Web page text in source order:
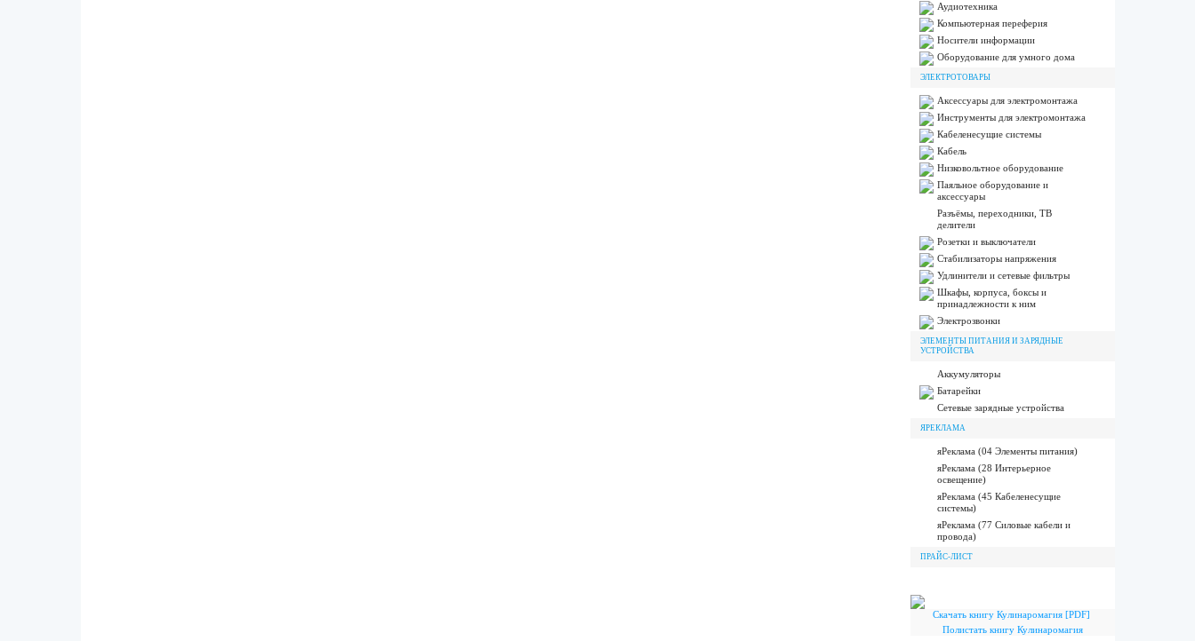
Аудиотехника
Компьютерная переферия
Носители информации
Оборудование для умного дома
ЭЛЕКТРОТОВАРЫ
Аксессуары для электромонтажа
Инструменты для электромонтажа
Кабеленесущие системы
Кабель
Низковольтное оборудование
Паяльное оборудование и
аксессуары
Разъёмы, переходники, ТВ
делители
Розетки и выключатели
Стабилизаторы напряжения
Удлинители и сетевые фильтры
Шкафы, корпуса, боксы и
принадлежности к ним
Электрозвонки
ЭЛЕМЕНТЫ ПИТАНИЯ И ЗАРЯДНЫЕ
УСТРОЙСТВА
Аккумуляторы
Батарейки
Сетевые зарядные устройства
ЯРЕКЛАМА
яРеклама (04 Элементы питания)
яРеклама (28 Интерьерное
освещение)
яРеклама (45 Кабеленесущие
системы)
яРеклама (77 Силовые кабели и
провода)
ПРАЙС-ЛИСТ
Скачать книгу Кулинаромагия [PDF]
Полистать книгу Кулинаромагия